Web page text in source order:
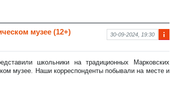
фо
аци
я к
30-09-2024, 19:30
музее (12+)
школьники на традиционных Марковских
музее. Наши корреспонденты побывали на месте и